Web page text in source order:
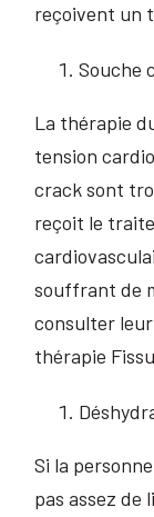
reçoivent un
Souche
La thérapie
tension
crack sont
reçoit le
souffrant de
consulter
thérapie
Si la
pas assez de